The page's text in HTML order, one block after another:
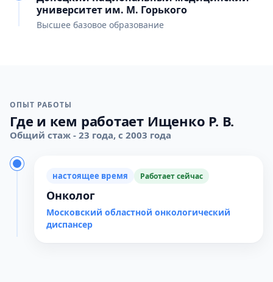
университет им. М. Горького
Высшее базовое образование
ОПЫТ РАБОТЫ
Где и кем работает Ищенко Р. В.
Общий стаж - 23 года, с 2003 года
настоящее время Работает сейчас
Онколог
Московский областной онкологический
диспансер